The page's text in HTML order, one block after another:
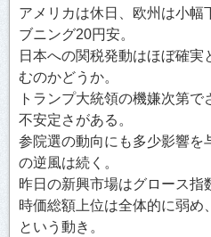
アメリカは休日、欧州は小幅
ブニング20円安。
日本への関税発動はほぼ確
むのかどうか。
トランプ大統領の機嫌次第
不安定さがある。
参院選の動向にも多少影響を
の逆風は続く。
昨日の新興市場はグロース指
時価総額上位は全体的に弱め
という動き。